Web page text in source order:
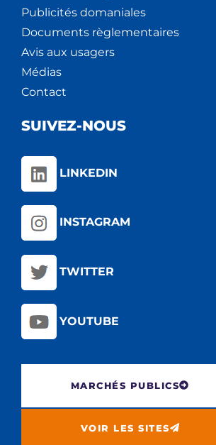
Publicités domaniales
Documents règlementaires
Avis aux usagers
Médias
Contact
SUIVEZ-NOUS
LINKEDIN
INSTAGRAM
TWITTER
YOUTUBE
MARCHÉS PUBLICS
VOIR LES SITES